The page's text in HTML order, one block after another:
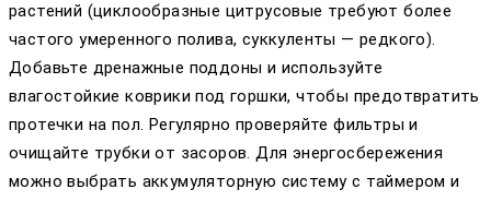
растений (циклообразные цитрусовые требуют более
частого умеренного полива, суккуленты — редкого).
Добавьте дренажные поддоны и используйте
влагостойкие коврики под горшки, чтобы предотвратить
протечки на пол. Регулярно проверяйте фильтры и
очищайте трубки от засоров. Для энергосбережения
можно выбрать аккумуляторную систему с таймером и